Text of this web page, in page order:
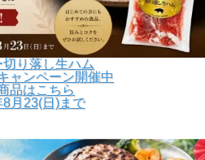
り落し生ハム
ャンペーン開催中
品はこちら
8月23(日)まで